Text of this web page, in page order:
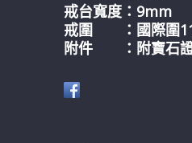
戒台寬度：9mm
戒圍 ：國際圍11
附件 ：附寶石